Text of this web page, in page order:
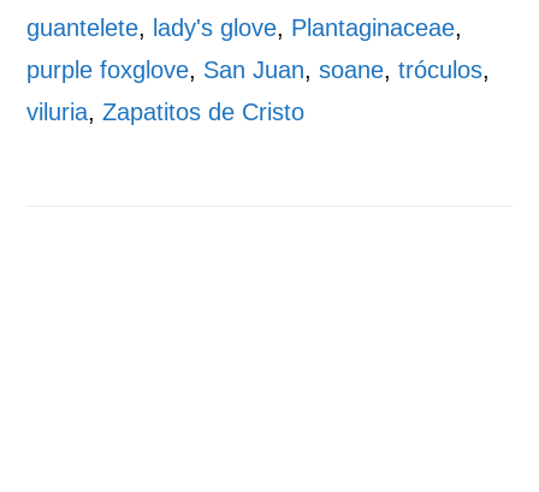
guantelete, lady's glove, Plantaginaceae,
purple foxglove, San Juan,soane,tróculos,
viluria,Zapatitos de Cristo